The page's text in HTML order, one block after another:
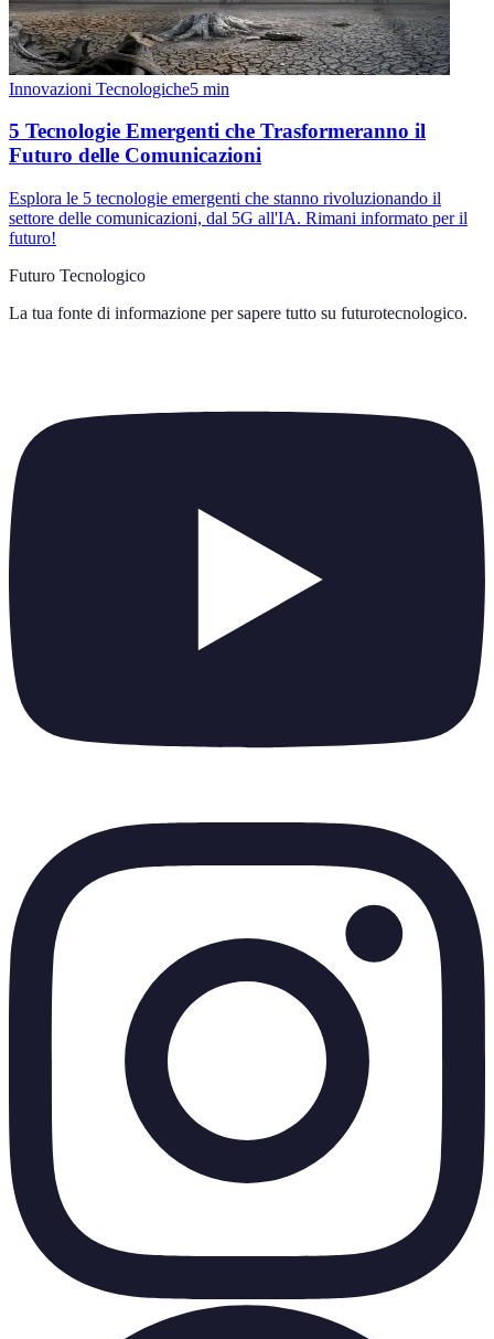
Innovazioni Tecnologiche5 min
5 Tecnologie Emergenti che Trasformeranno il
Futuro delle Comunicazioni
Esplora le 5 tecnologie emergenti che stanno rivoluzionando il
settore delle comunicazioni, dal 5G all'IA. Rimani informato per il
futuro!
Futuro Tecnologico
La tua fonte di informazione per sapere tutto su futurotecnologico.